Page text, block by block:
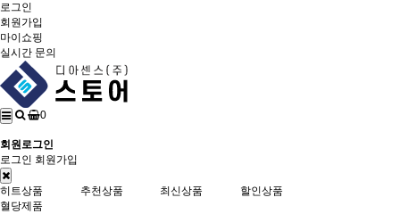
로그인
회원가입
마이쇼핑
실시간 문의
0
회원로그인
로그인 회원가입
히트상품 추천상품 최신상품
할인상품
혈당제품